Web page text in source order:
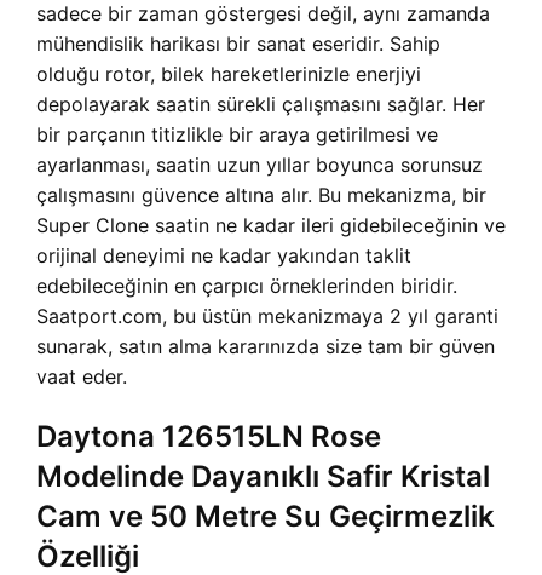
sadece bir zaman göstergesi değil, aynı zamanda
mühendislik harikası bir sanat eseridir. Sahip
olduğu rotor, bilek hareketlerinizle enerjiyi
depolayarak saatin sürekli çalışmasını sağlar. Her
bir parçanın titizlikle bir araya getirilmesi ve
ayarlanması, saatin uzun yıllar boyunca sorunsuz
çalışmasını güvence altına alır. Bu mekanizma, bir
Super Clone saatin ne kadar ileri gidebileceğinin ve
orijinal deneyimi ne kadar yakından taklit
edebileceğinin en çarpıcı örneklerinden biridir.
Saatport.com, bu üstün mekanizmaya 2 yıl garanti
sunarak, satın alma kararınızda size tam bir güven
vaat eder.
Daytona 126515LN Rose
Modelinde Dayanıklı Safir Kristal
Cam ve 50 Metre Su Geçirmezlik
Özelliği